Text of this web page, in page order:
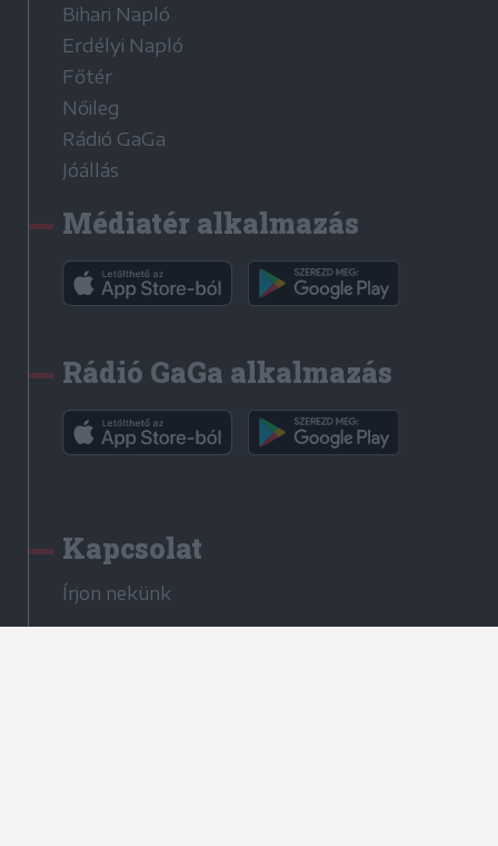
Bihari Napló
Erdélyi Napló
Főtér
Nőileg
Rádió GaGa
Jóállás
Médiatér alkalmazás
Rádió GaGa alkalmazás
Kapcsolat
Írjon nekünk